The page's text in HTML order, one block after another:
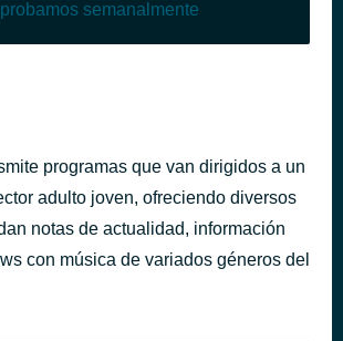
semanalmente
programas que van dirigidos a un
adulto joven, ofreciendo diversos
notas de actualidad, información
con música de variados géneros del